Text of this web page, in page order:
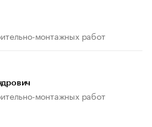
монтажных работ
монтажных работ